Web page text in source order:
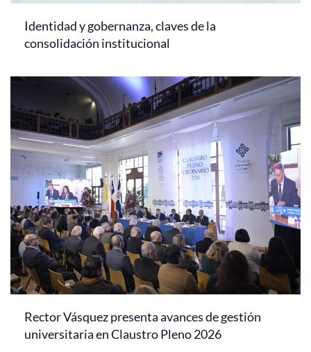
Identidad y gobernanza, claves de la
consolidación institucional
Rector Vásquez presenta avances de gestión
universitaria en Claustro Pleno 2026